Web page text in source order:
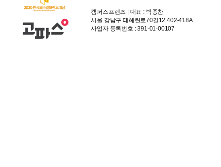
캠퍼스프렌즈 | 대표 : 박종찬
서울 강남구 테헤란로70길12 402-418A
사업자 등록번호 : 391-01-00107